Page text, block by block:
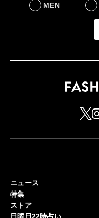
MEN
ニュース
特集
ストア
日曜日22時占い